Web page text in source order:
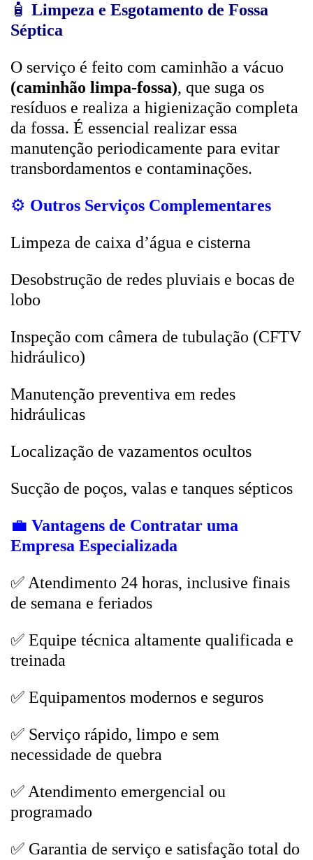
🧴 Limpeza e Esgotamento de Fossa
Séptica
O serviço é feito com caminhão a vácuo
(caminhão limpa-fossa), que suga os
resíduos e realiza a higienização completa
da fossa. É essencial realizar essa
manutenção periodicamente para evitar
transbordamentos e contaminações.
⚙️ Outros Serviços Complementares
Limpeza de caixa d’água e cisterna
Desobstrução de redes pluviais e bocas de
lobo
Inspeção com câmera de tubulação (CFTV
hidráulico)
Manutenção preventiva em redes
hidráulicas
Localização de vazamentos ocultos
Sucção de poços, valas e tanques sépticos
💼 Vantagens de Contratar uma
Empresa Especializada
✅ Atendimento 24 horas, inclusive finais
de semana e feriados
✅ Equipe técnica altamente qualificada e
treinada
✅ Equipamentos modernos e seguros
✅ Serviço rápido, limpo e sem
necessidade de quebra
✅ Atendimento emergencial ou
programado
✅ Garantia de serviço e satisfação total do